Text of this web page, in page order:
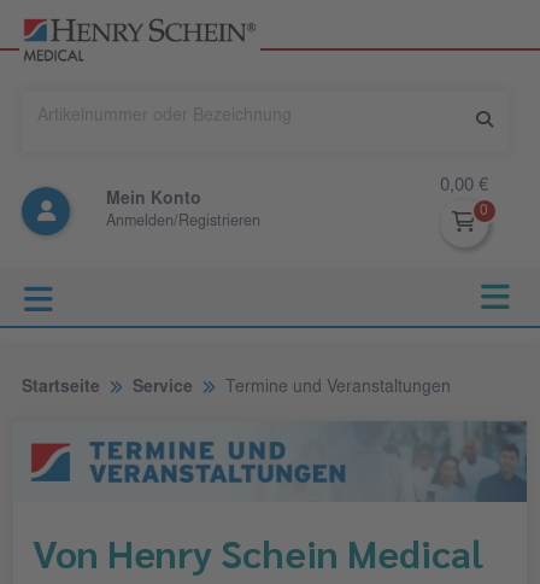
Mein Konto
Anmelden/Registrieren
0,00 €
Startseite Service Termine und Veranstaltungen
Von Henry Schein Medical